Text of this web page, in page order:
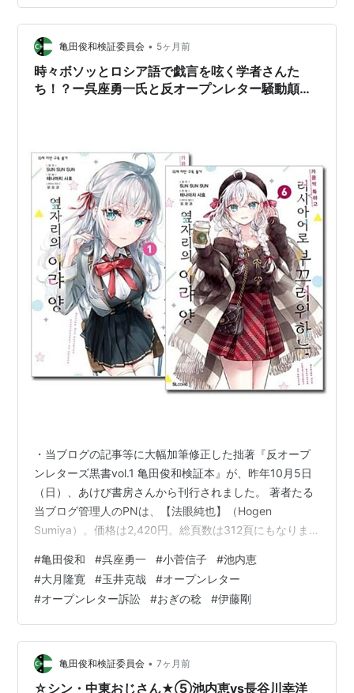
の公式HPの他、Amazon、楽天ブックス、丸善ジュンク
堂書店等でお早めにご購…
亀田俊和検証委員会 • 5ヶ月前
時々ボソッとロシア語で戯言を呟く学者さんた
ち！？ー呉座勇一氏と反オープンレター騒動顛末
・当ブログの記事等に大幅加筆修正した拙著『反オープ
ンレターズ黒書vol.1 亀田俊和検証本』が、昨年10月5日
（日）、あけび書房さんから刊行されました。 著者たる
当ブログ管理人のPNは、【法眼純也】（Hogen
Sumiya）。価格は2,420円。総頁数は312頁にもなりま
黒書vol.1 亀田俊和検証本 作者:法眼純也 あけび書房
Amazon 自費出版のため、少部数であり、ご所望であれ
ば……版元のあけび書房さんの公式HPの他、Amazon、
楽天ブックス、丸善ジュンク堂書店等でお早めにご購読
頂けると幸いです。 この…
#亀田俊和 #呉座勇一 #小菅信子 #池内恵
#大月隆寛 #玉井克哉 #オープンレター
#オープンレター訴訟 #おぎの稔 #伊藤剛
亀田俊和検証委員会 • 7ヶ月前
☆シン・中東おじさん★⑤池内恵vs長谷川幸洋